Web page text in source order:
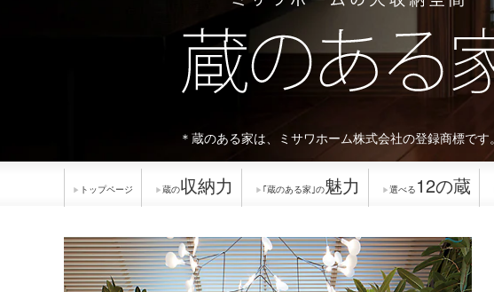
＊蔵のある家は、ミサワホーム株式会社の登録商標です。
トップページ 蔵の収納力 ｢蔵のある家｣の魅力 選べる 12の蔵